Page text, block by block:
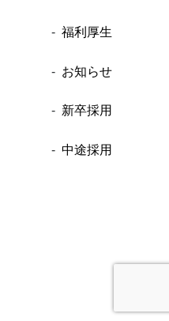
福利厚生
お知らせ
新卒採用
中途採用